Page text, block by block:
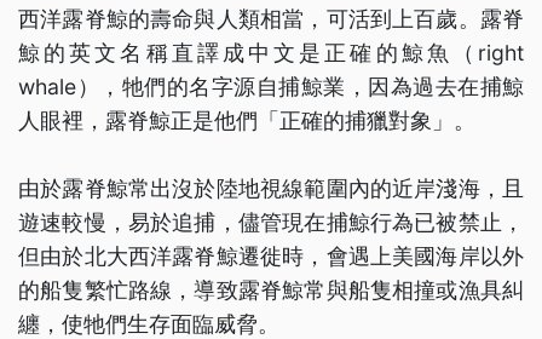
西洋露脊鯨的壽命與人類相當，可活到上百歲。露脊
鯨的英文名稱直譯成中文是正確的鯨魚（right
whale），牠們的名字源自捕鯨業，因為過去在捕鯨
人眼裡，露脊鯨正是他們「正確的捕獵對象」。
由於露脊鯨常出沒於陸地視線範圍內的近岸淺海，且
遊速較慢，易於追捕，儘管現在捕鯨行為已被禁止，
但由於北大西洋露脊鯨遷徙時，會遇上美國海岸以外
的船隻繁忙路線，導致露脊鯨常與船隻相撞或漁具糾
纏，使牠們生存面臨威脅。